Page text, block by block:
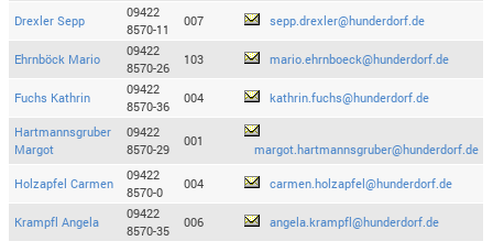
Drexler Sepp
09422
8570-11
007 sepp.drexler@hunderdorf.de
Ehrnböck Mario
09422
8570-26
103 mario.ehrnboeck@hunderdorf.de
Fuchs Kathrin
09422
8570-36
004 kathrin.fuchs@hunderdorf.de
Hartmannsgruber
Margot
09422
8570-29
001
margot.hartmannsgruber@hunderdorf.de
Holzapfel Carmen
09422
8570-0
004 carmen.holzapfel@hunderdorf.de
Krampfl Angela
09422
8570-35
006 angela.krampfl@hunderdorf.de